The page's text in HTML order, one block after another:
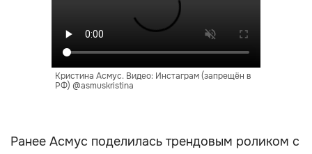
Кристина Асмус. Видео: Инстаграм (запрещён в
РФ) @asmuskristina
Ранее Асмус поделилась трендовым роликом с